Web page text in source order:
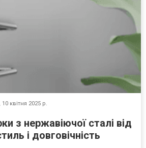
10 квітня 2025 р.
з нержавіючої сталі від
і довговічність